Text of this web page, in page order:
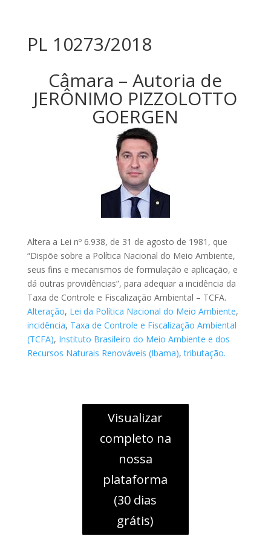
PL 10273/2018
Câmara – Autoria de
JERÔNIMO PIZZOLOTTO
GOERGEN
Altera a Lei nº 6.938, de 31 de agosto de 1981, que
“Dispõe sobre a Política Nacional do Meio Ambiente,
seus fins e mecanismos de formulação e aplicação, e
dá outras providências”, para adequar a incidência da
Taxa de Controle e Fiscalização Ambiental – TCFA.
Alteração, Lei da Política Nacional do Meio Ambiente,
incidência, Taxa de Controle e Fiscalização Ambiental
(TCFA), Instituto Brasileiro do Meio Ambiente e dos
Recursos Naturais Renováveis (Ibama),tributação.
Visualizar
completo na
nossa
plataforma
(30 dias
grátis)